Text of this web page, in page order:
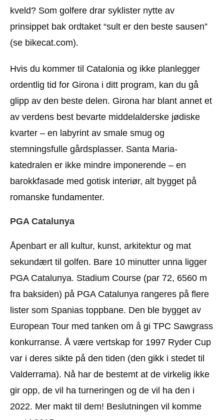
kveld? Som golfere drar syklister nytte av
prinsippet bak ordtaket “sult er den beste sausen”
(se bikecat.com).
Hvis du kommer til Catalonia og ikke planlegger
ordentlig tid for Girona i ditt program, kan du gå
glipp av den beste delen. Girona har blant annet et
av verdens best bevarte middelalderske jødiske
kvarter – en labyrint av smale smug og
stemningsfulle gårdsplasser. Santa Maria-
katedralen er ikke mindre imponerende – en
barokkfasade med gotisk interiør, alt bygget på
romanske fundamenter.
PGA Catalunya
Åpenbart er all kultur, kunst, arkitektur og mat
sekundært til golfen. Bare 10 minutter unna ligger
PGA Catalunya. Stadium Course (par 72, 6560 m
fra baksiden) på PGA Catalunya rangeres på flere
lister som Spanias toppbane. Den ble bygget av
European Tour med tanken om å gi TPC Sawgrass
konkurranse. Å være vertskap for 1997 Ryder Cup
var i deres sikte på den tiden (den gikk i stedet til
Valderrama). Nå har de bestemt at de virkelig ikke
gir opp, de vil ha turneringen og de vil ha den i
2022. Mer makt til dem! Beslutningen vil komme